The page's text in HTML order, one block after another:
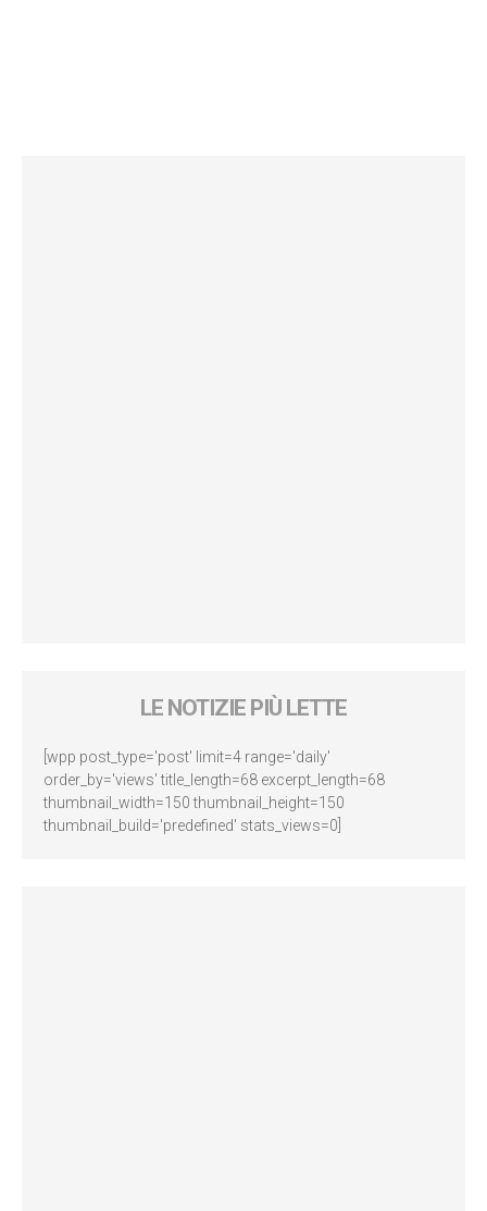
LE NOTIZIE PIÙ LETTE
[wpp post_type='post' limit=4 range='daily'
order_by='views' title_length=68 excerpt_length=68
thumbnail_width=150 thumbnail_height=150
thumbnail_build='predefined' stats_views=0]